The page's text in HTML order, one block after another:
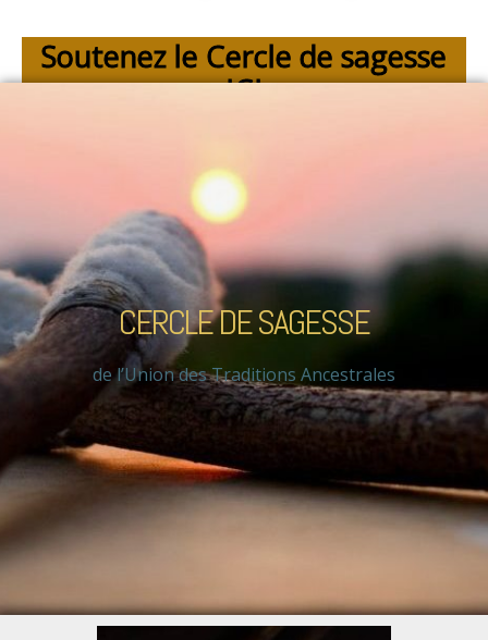
Soutenez le Cercle de sagesse
ICI
CERCLE DE SAGESSE
de l’Union des Traditions Ancestrales